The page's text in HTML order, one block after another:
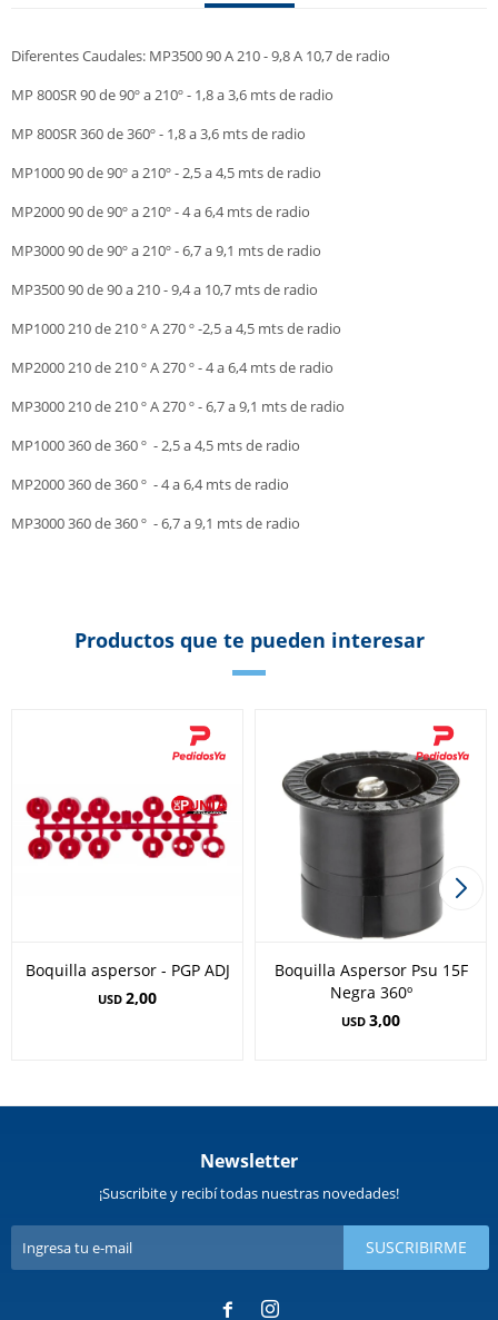
Diferentes Caudales: MP3500 90 A 210 - 9,8 A 10,7 de radio
MP 800SR 90 de 90º a 210º - 1,8 a 3,6 mts de radio
MP 800SR 360 de 360º - 1,8 a 3,6 mts de radio
MP1000 90 de 90º a 210º - 2,5 a 4,5 mts de radio
MP2000 90 de 90º a 210º - 4 a 6,4 mts de radio
MP3000 90 de 90º a 210º - 6,7 a 9,1 mts de radio
MP3500 90 de 90 a 210 - 9,4 a 10,7 mts de radio
MP1000 210 de 210 º A 270 º -2,5 a 4,5 mts de radio
MP2000 210 de 210 º A 270 º - 4 a 6,4 mts de radio
MP3000 210 de 210 º A 270 º - 6,7 a 9,1 mts de radio
MP1000 360 de 360 º - 2,5 a 4,5 mts de radio
MP2000 360 de 360 º - 4 a 6,4 mts de radio
MP3000 360 de 360 º - 6,7 a 9,1 mts de radio
Productos que te pueden interesar
Boquilla aspersor - PGP ADJ
USD 2,00
Boquilla Aspersor Psu 15F
Negra 360º
USD 3,00
Newsletter
¡Suscribite y recibí todas nuestras novedades!
SUSCRIBIRME
 